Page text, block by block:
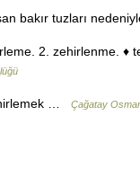
bakır tuzları
… Çağatay